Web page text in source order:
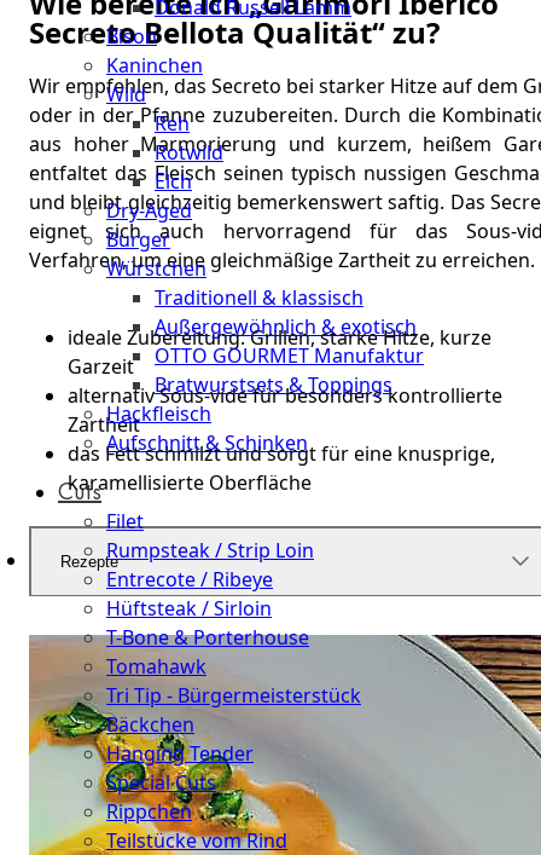
Donald Russell Lamm
Bison
Kaninchen
Wild
Reh
Rotwild
Elch
Dry-Aged
Burger
Würstchen
Traditionell & klassisch
Außergewöhnlich & exotisch
OTTO GOURMET Manufaktur
Bratwurstsets & Toppings
Hackfleisch
Aufschnitt & Schinken
Cuts
Filet
Rumpsteak / Strip Loin
Entrecote / Ribeye
Hüftsteak / Sirloin
T-Bone & Porterhouse
Tomahawk
Tri Tip - Bürgermeisterstück
Bäckchen
Hanging Tender
Special Cuts
Rippchen
Teilstücke vom Rind
Secreto Bellota Qualität“ zu?
Wir empfehlen, das Secreto bei starker Hitze auf dem
oder in der Pfanne zuzubereiten. Durch die
aus hoher Marmorierung und kurzem, heißem
entfaltet das Fleisch seinen typisch nussigen
und bleibt gleichzeitig bemerkenswert saftig. Das
eignet sich auch hervorragend für das Sous-
Verfahren, um eine gleichmäßige Zartheit zu erreichen.
ideale Zubereitung: Grillen, starke Hitze, kurze
Garzeit
alternativ Sous-vide für besonders kontrollierte
Zartheit
das Fett schmilzt und sorgt für eine knusprige,
karamellisierte Oberfläche
Rezepte